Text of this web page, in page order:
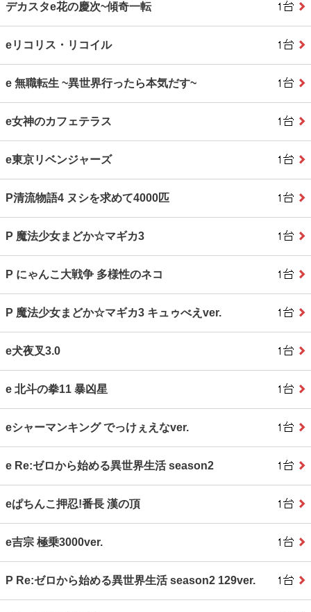
デカスタe花の慶次~傾奇一転
eリコリス・リコイル
e 無職転生 ~異世界行ったら本気だす~
e女神のカフェテラス
e東京リベンジャーズ
P清流物語4 ヌシを求めて4000匹
P 魔法少女まどか☆マギカ3
P にゃんこ大戦争 多様性のネコ
P 魔法少女まどか☆マギカ3 キュゥべえver.
e犬夜叉3.0
e 北斗の拳11 暴凶星
eシャーマンキング でっけぇえなver.
e Re:ゼロから始める異世界生活 season2
eぱちんこ押忍!番長 漢の頂
e吉宗 極乗3000ver.
P Re:ゼロから始める異世界生活 season2 129ver.